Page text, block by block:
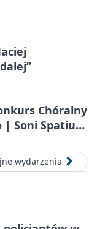
Chóralny
| Soni Spatium
wydarzenia